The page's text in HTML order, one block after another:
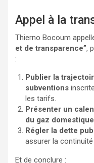
Appel à la
Thierno Bocoum
et de transparence”,
:
Publier la
subventions
les tarifs.
Présenter un
du gaz
Régler la dette
assurer la
Et de conclure :